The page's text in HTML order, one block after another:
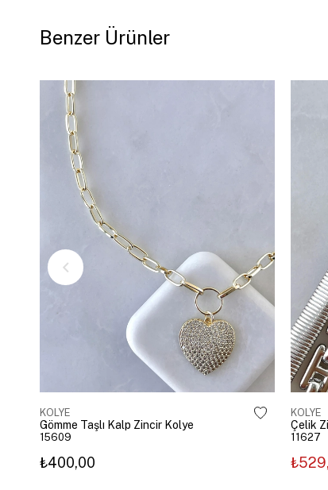
Benzer Ürünler
KOLYE
Gömme Taşlı Kalp Zincir Kolye
15609
₺400,00
KOLYE
11627